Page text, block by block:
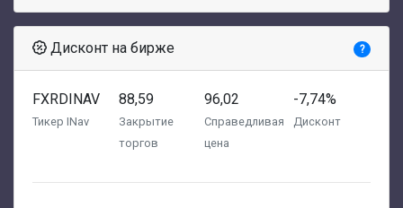
Дисконт на бирже ?
FXRDINAV
Тикер INav
88,59
Закрытие
торгов
96,02
Справедливая
цена
-7,74%
Дисконт